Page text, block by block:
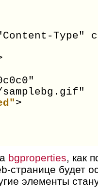
samplebg.gif"
>
bgproperties, как
странице будет
элементы